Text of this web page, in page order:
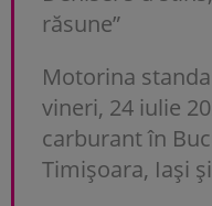
răsune”
Motorina
vineri, 24 iulie
carburant în
Timișoara, Iași